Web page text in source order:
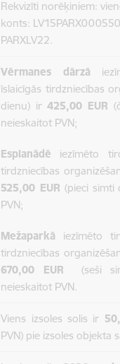
Rekvizīti norēķiniem:
konts:
PARXLV22.
Vērmanes dārzā
īslaicīgās tirdzniecības
dienu) ir425,00 EUR
neieskaitot PVN;
Esplanādē iezīmēto
tirdzniecības
525,00 EUR (pieci simti
PVN;
Mežaparkā iezīmēto
tirdzniecības
670,00 EUR (seši
neieskaitot PVN.
Viens izsoles solis ir
PVN) pie izsoles objekta